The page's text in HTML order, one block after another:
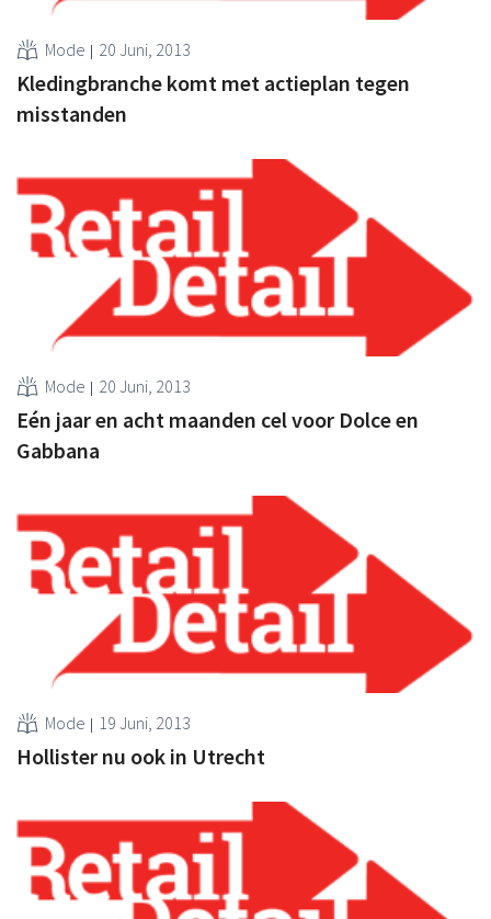
Mode 20 Juni, 2013
Kledingbranche komt met actieplan tegen
misstanden
Mode 20 Juni, 2013
Eén jaar en acht maanden cel voor Dolce en
Gabbana
Mode 19 Juni, 2013
Hollister nu ook in Utrecht